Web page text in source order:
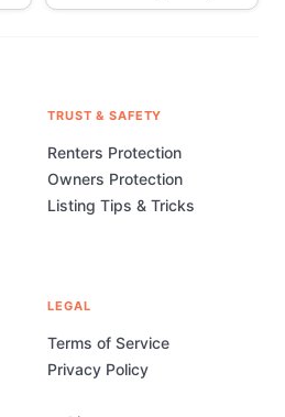
TRUST & SAFETY
Renters Protection
Owners Protection
Listing Tips & Tricks
LEGAL
Terms of Service
Privacy Policy